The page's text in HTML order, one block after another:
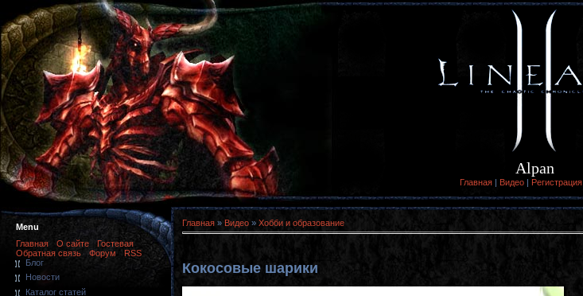
Alpan
Главная | Видео | Регистрация
Menu
Главная
О сайте
Гостевая
Обратная связь
Форум
RSS
Блог
Новости
Каталог статей
Главная » Видео » Хобби и образование
Кокосовые шарики